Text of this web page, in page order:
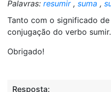
Palavras: resumir, suma ,
Tanto com o significado
conjugação do verbo sumir.
Obrigado!
Resposta: